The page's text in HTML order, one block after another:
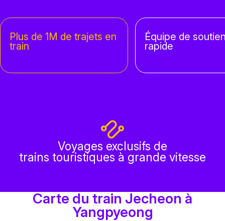
Plus de 1M de trajets en
train
Équipe de
rapide
Voyages exclusifs de
trains touristiques à grande vitesse
Carte du train Jecheon à
Yangpyeong